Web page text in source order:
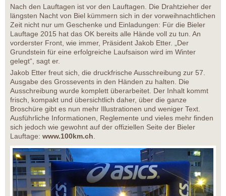
Nach den Lauftagen ist vor den Lauftagen. Die Drahtzieher der
längsten Nacht von Biel kümmern sich in der vorweihnachtlichen
Zeit nicht nur um Geschenke und Einladungen: Für die Bieler
Lauftage 2015 hat das OK bereits alle Hände voll zu tun. An
vorderster Front, wie immer, Präsident Jakob Etter. „Der
Grundstein für eine erfolgreiche Laufsaison wird im Winter
gelegt“, sagt er.
Jakob Etter freut sich, die druckfrische Ausschreibung zur 57.
Ausgabe des Grossevents in den Händen zu halten. Die
Ausschreibung wurde komplett überarbeitet. Der Inhalt kommt
frisch, kompakt und übersichtlich daher, über die ganze
Broschüre gibt es nun mehr Illustrationen und weniger Text.
Ausführliche Informationen, Reglemente und vieles mehr finden
sich jedoch wie gewohnt auf der offiziellen Seite der Bieler
Lauftage: www.100km.ch.